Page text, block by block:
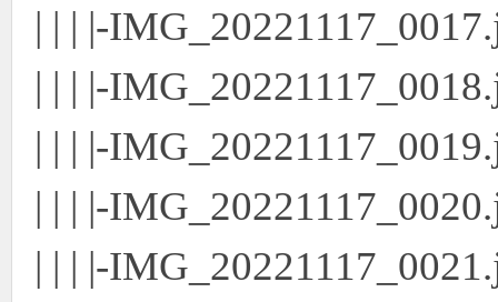
| | | |-
| | | |-
| | | |-
| | | |-
| | | |-